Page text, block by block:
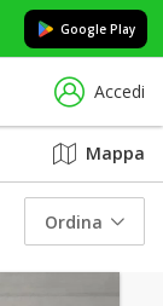
Google Play
Accedi
Mappa
Ordina